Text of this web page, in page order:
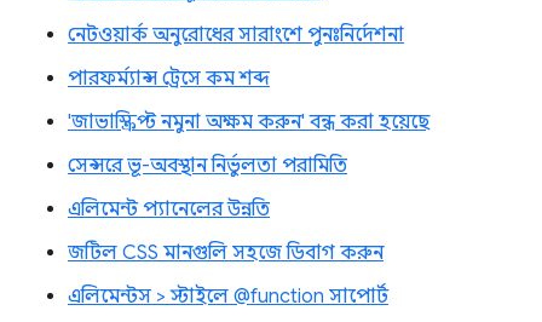
নেটওয়ার্ক অনুরোধের সারাংশে পুনঃনির্দেশনা
পারফর্ম্যান্স ট্রেসে কম শব্দ
'জাভাস্ক্রিপ্ট নমুনা অক্ষম করুন' বন্ধ করা হয়েছে
সেন্সরে ভূ-অবস্থান নির্ভুলতা পরামিতি
এলিমেন্ট প্যানেলের উন্নতি
জটিল CSS মানগুলি সহজে ডিবাগ করুন
এলিমেন্টস > স্টাইলে @function সাপোর্ট